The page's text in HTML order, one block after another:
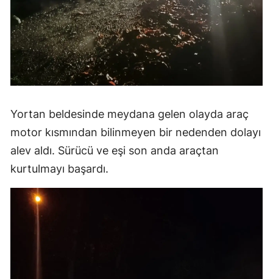
Yortan beldesinde meydana gelen olayda araç
motor kısmından bilinmeyen bir nedenden dolayı
alev aldı. Sürücü ve eşi son anda araçtan
kurtulmayı başardı.